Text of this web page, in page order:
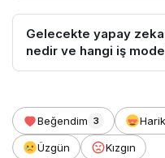
Gelecekte yapay
nedir ve hangi iş
Beğendim 3
Üzgün Kızgın